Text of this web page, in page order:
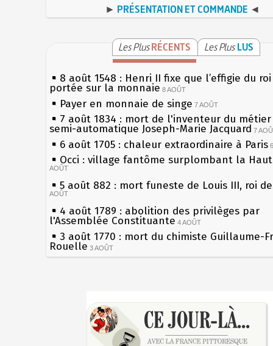
► PRÉSENTATION ET COMMANDE ◄
Les PlusRÉCENTS Les Plus LUS
8 août 1548 : Henri II fixe que l’effigie du
portée sur la monnaie 8 AOÛT
Payer en monnaie de singe 7 AOÛT
7 août 1834 : mort de l'inventeur du
semi-automatique Joseph-Marie Jacquard 7
6 août 1705 : chaleur extraordinaire à Paris
Occi : village fantôme surplombant la
AOÛT
5 août 882 : mort funeste de Louis III, roi
AOÛT
4 août 1789 : abolition des privilèges par
l'Assemblée Constituante 4 AOÛT
3 août 1770 : mort du chimiste Guillaume-
Rouelle 3 AOÛT
Musée Jean de La Fontaine : réouverture
1er août 1589 : Henri III est poignardé à
par Jacques Clément, moine jacobin 1ER AOÛT
31 juillet 1899 : décret instaurant les
les siècles
27 mai 1610 : supplice de François
du roi Henri IV
Pierre qui roule n'amasse pas mousse